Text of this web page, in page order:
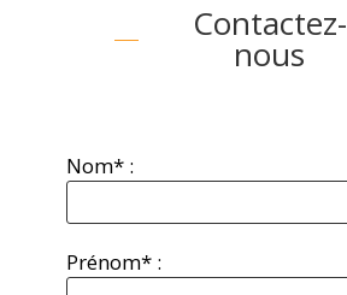
Contactez-
nous
Nom* :
Prénom* :